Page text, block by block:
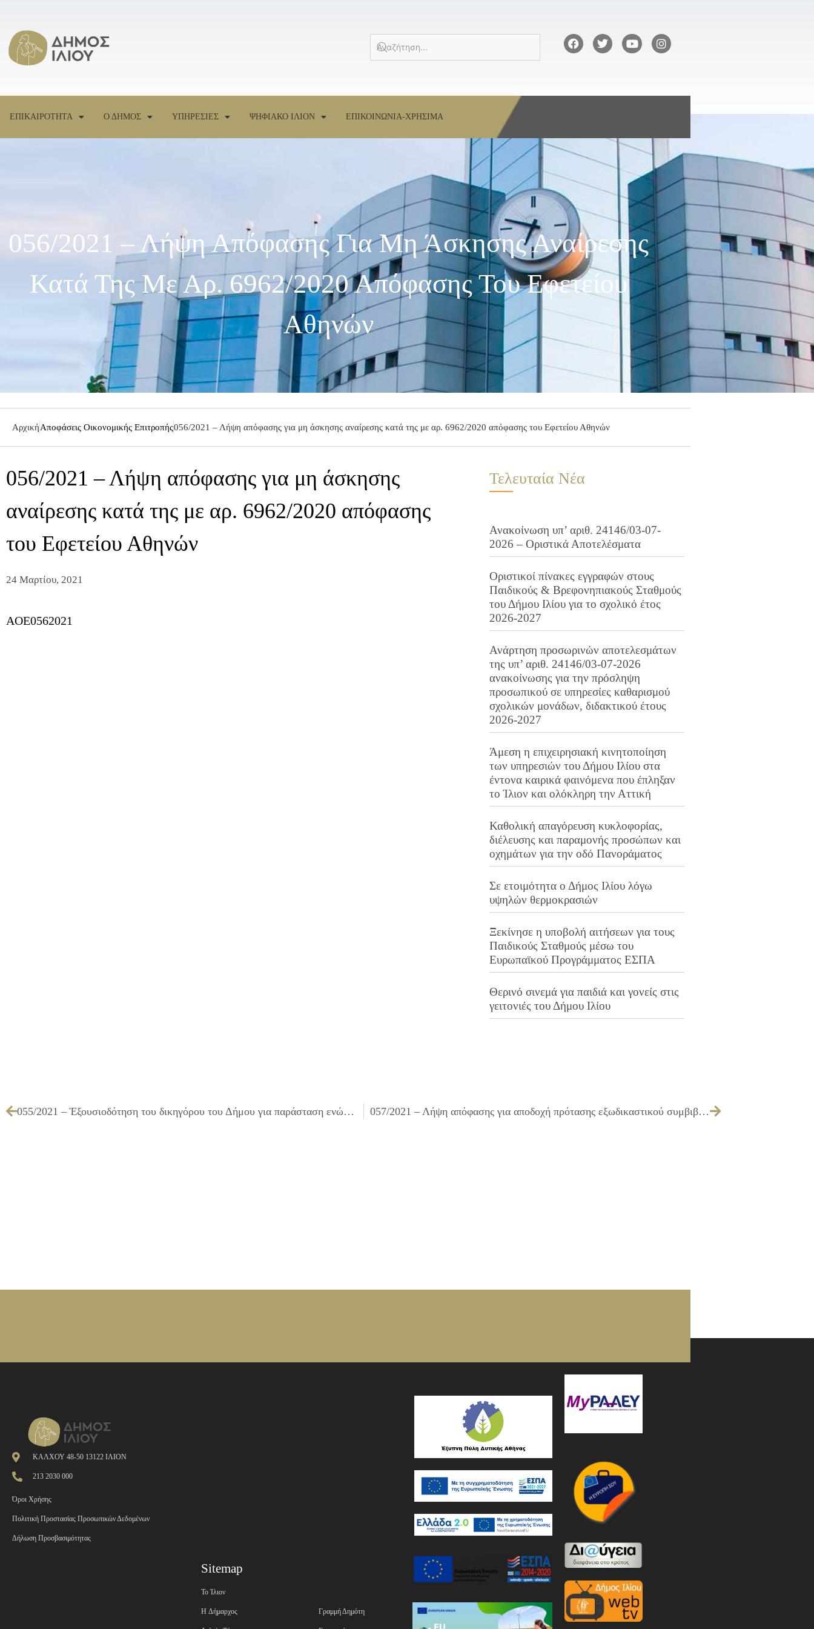
ΕΠΙΚΑΙΡΟΤΗΤΑ Ο ΔΗΜΟΣ ΥΠΗΡΕΣΙΕΣ ΨΗΦΙΑΚΟ ΙΛΙΟΝ ΕΠΙΚΟΙΝΩΝΙΑ-ΧΡΗΣΙΜΑ
056/2021 – Λήψη Απόφασης Για Μη Άσκησης Αναίρεσης
Κατά Της Με Αρ. 6962/2020 Απόφασης Του Εφετείου
Αθηνών
ΑρχικήΑποφάσεις Οικονομικής Επιτροπής056/2021 – Λήψη απόφασης για μη άσκησης αναίρεσης κατά της με αρ. 6962/2020 απόφασης του Εφετείου Αθηνών
056/2021 – Λήψη απόφασης για μη άσκησης
αναίρεσης κατά της με αρ. 6962/2020 απόφασης
του Εφετείου Αθηνών
24 Μαρτίου, 2021
AOE0562021
Τελευταία Νέα
Ανακοίνωση υπ’ αριθ. 24146/03-07-
2026 – Οριστικά Αποτελέσματα
Οριστικοί πίνακες εγγραφών στους
Παιδικούς & Βρεφονηπιακούς Σταθμούς
του Δήμου Ιλίου για το σχολικό έτος
2026-2027
Ανάρτηση προσωρινών αποτελεσμάτων
της υπ’ αριθ. 24146/03-07-2026
ανακοίνωσης για την πρόσληψη
προσωπικού σε υπηρεσίες καθαρισμού
σχολικών μονάδων, διδακτικού έτους
2026-2027
Άμεση η επιχειρησιακή κινητοποίηση
των υπηρεσιών του Δήμου Ιλίου στα
έντονα καιρικά φαινόμενα που έπληξαν
το Ίλιον και ολόκληρη την Αττική
Καθολική απαγόρευση κυκλοφορίας,
διέλευσης και παραμονής προσώπων και
οχημάτων για την οδό Πανοράματος
Σε ετοιμότητα ο Δήμος Ιλίου λόγω
υψηλών θερμοκρασιών
Ξεκίνησε η υποβολή αιτήσεων για τους
Παιδικούς Σταθμούς μέσω του
Ευρωπαϊκού Προγράμματος ΕΣΠΑ
Θερινό σινεμά για παιδιά και γονείς στις
γειτονιές του Δήμου Ιλίου
055/2021 – Έξουσιοδότηση του δικηγόρου του Δήμου για παράσταση ενώπιον του δικαστηρίων 057/2021 – Λήψη απόφασης για αποδοχή πρότασης εξωδικαστικού συμβιβασμού του Θεόδωρου ΜΑΡΟΥΣΗ
ΚΑΛΧΟΥ 48-50 13122 ΙΛΙΟΝ
213 2030 000
Όροι Χρήσης
Πολιτική Προστασίας Προσωπικών Δεδομένων
Δήλωση Προσβασιμότητας
Sitemap
Το Ίλιον
H Δήμαρχος Γραμμή Δημότη